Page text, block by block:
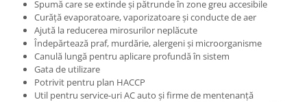
Spumă care se extinde și pătrunde în zone greu accesibile
Curăță evaporatoare, vaporizatoare și conducte de aer
Ajută la reducerea mirosurilor neplăcute
Îndepărtează praf, murdărie, alergeni și microorganisme
Canulă lungă pentru aplicare profundă în sistem
Gata de utilizare
Potrivit pentru plan HACCP
Util pentru service-uri AC auto și firme de mentenanță